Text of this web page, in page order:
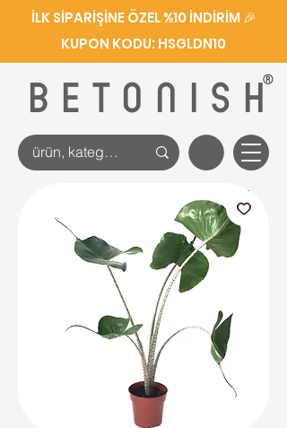
BETONISH
®
İLK SİPARİŞİNE ÖZEL %10 İNDİRİM 🎉
KUPON KODU: HSGLDN10